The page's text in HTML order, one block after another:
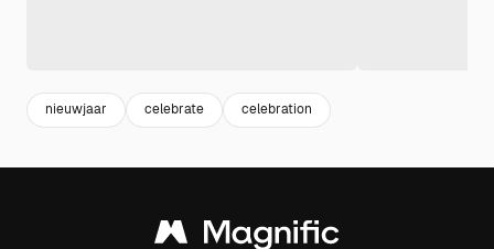
nieuwjaar celebrate celebration